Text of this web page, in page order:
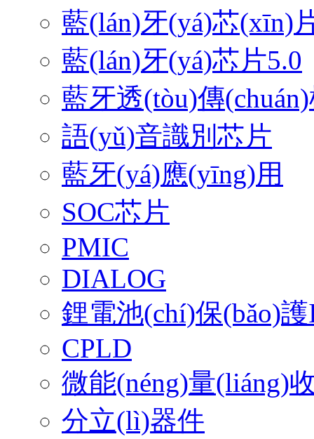
藍(lán)牙(yá)芯(xīn)
藍(lán)牙(yá)芯片5.0
藍牙透(tòu)傳
語(yǔ)音識別芯片
藍牙(yá)應(yīng)用
SOC芯片
PMIC
DIALOG
鋰電池(chí)保(bǎo)
CPLD
微能(néng)量(liáng)
分立(lì)器件